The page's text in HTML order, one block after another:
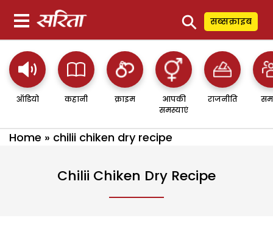
⚲ सब्सक्राइब
ऑडियो कहानी क्राइम
आपकी
समस्याएं
राजनीति
Home » chilii chiken dry recipe
Chilii Chiken Dry Recipe